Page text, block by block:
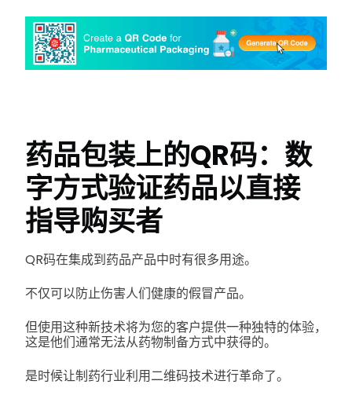
药品包装上的QR码：数
字方式验证药品以直接
指导购买者
QR码在集成到药品产品中时有很多用途。
不仅可以防止伤害人们健康的假冒产品。
但使用这种新技术将为您的客户提供一种独特的体验，
这是他们通常无法从药物制备方式中获得的。
是时候让制药行业利用二维码技术进行革命了。